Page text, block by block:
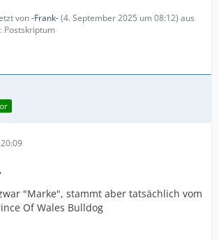
von-Frank-(4. September 2025 um 08:12) aus
Postskriptum
"Marke", stammt aber tatsächlich vom
Of Wales Bulldog